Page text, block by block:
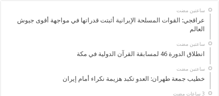
‏ساعتين مضت
عراقجي: القوات المسلحة الإيرانية أثبتت قدراتها في مواجهة أقوى جيوش
العالم
‏ساعتين مضت
انطلاق الدورة 46 لمسابقة القرآن الدولية في مكة
‏ساعتين مضت
خطيب جمعة طهران: العدو تكبد هزيمة نكراء أمام إيران